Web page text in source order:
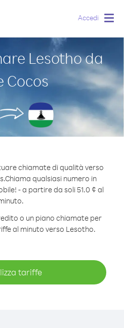
Accedi
Lesotho da
Cocos
chiamate di qualità verso
Chiama qualsiasi numero in
- a partire da soli 51.0 ¢ al
o un piano chiamate per
al minuto verso Lesotho.
tariffe